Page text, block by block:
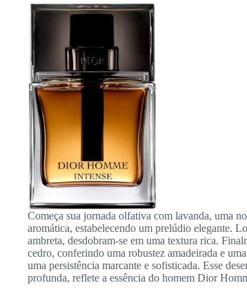
Começa sua jornada olfativa com lavanda, uma
aromática, estabelecendo um prelúdio elegante.
ambreta, desdobram-se em uma textura rica.
cedro, conferindo uma robustez amadeirada e
uma persistência marcante e sofisticada. Esse
profunda, reflete a essência do homem Dior